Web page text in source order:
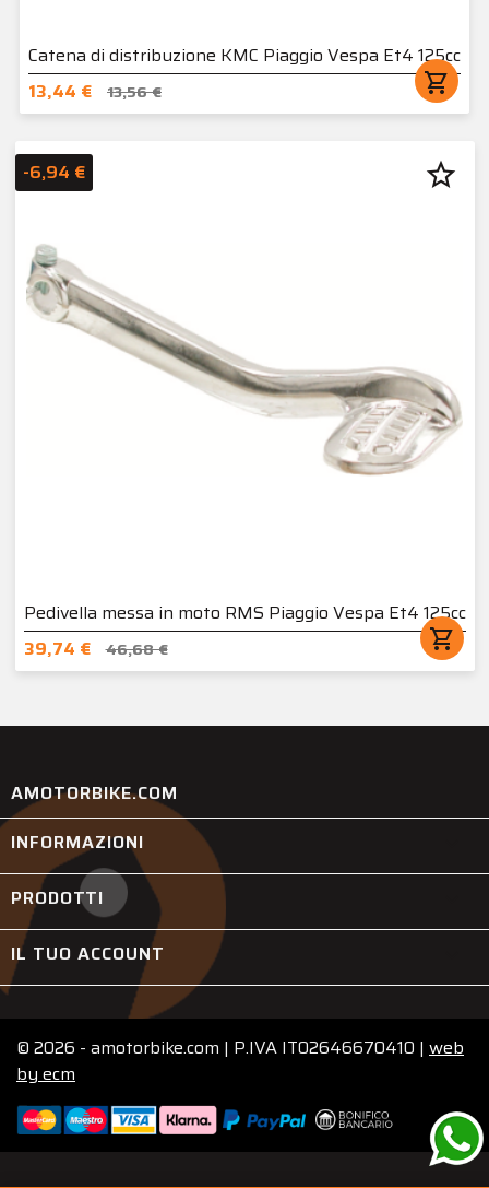
Catena di distribuzione KMC Piaggio Vespa Et4 125cc
13,44 €
13,56 € shopping_cart
Pedivella messa in moto RMS Piaggio Vespa Et4 125cc
39,74 €
46,68 € shopping_cart
-6,94 € star_border
AMOTORBIKE.COM
INFORMAZIONI
PRODOTTI
IL TUO ACCOUNT
© 2026 - amotorbike.com | P.IVA IT02646670410 | web
byecm